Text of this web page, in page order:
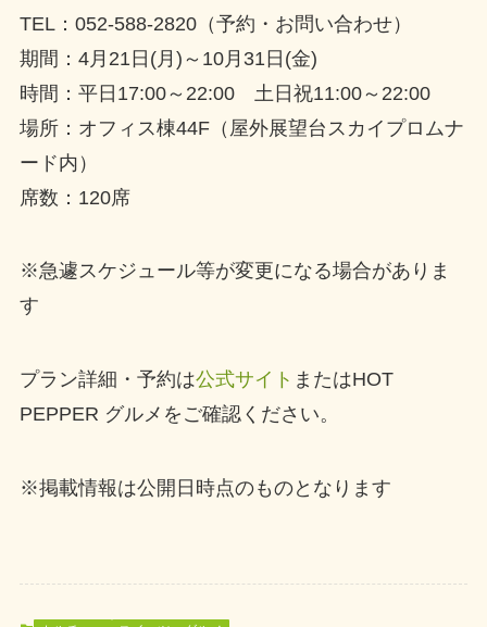
TEL：052-588-2820（予約・お問い合わせ）
期間：4月21日(月)～10月31日(金)
時間：平日17:00～22:00 土日祝11:00～22:00
場所：オフィス棟44F（屋外展望台スカイプロムナ
ード内）
席数：120席
※急遽スケジュール等が変更になる場合がありま
す
プラン詳細・予約は公式サイト またはHOT
PEPPER グルメをご確認ください。
※掲載情報は公開日時点のものとなります